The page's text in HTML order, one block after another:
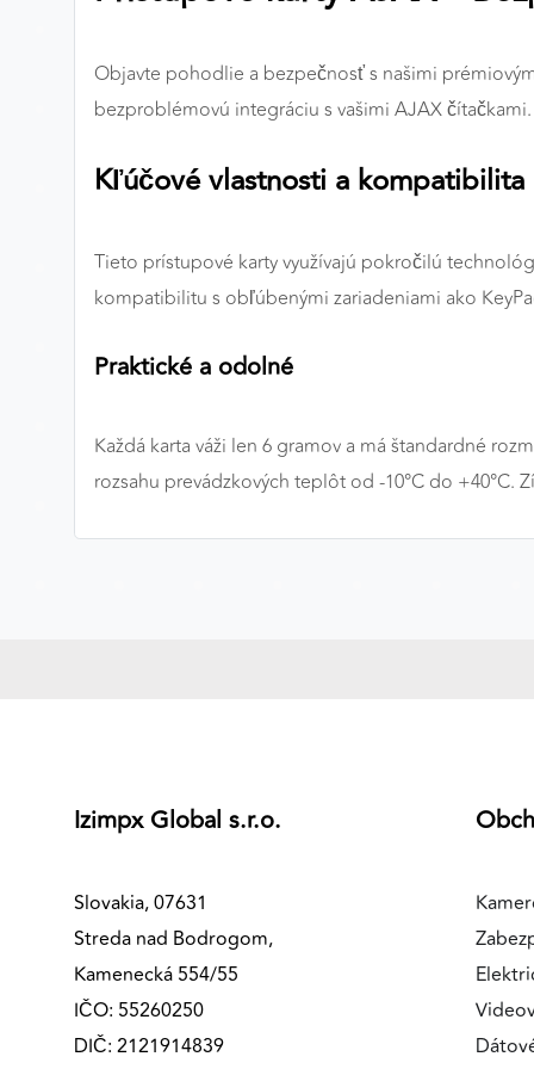
Objavte pohodlie a bezpečnosť s našimi
bezproblémovú integráciu s vašimi AJAX
Kľúčové vlastnosti a kompatibilita
Tieto prístupové karty využívajú pokročilú
kompatibilitu s obľúbenými zariadeniami ako
Praktické a odolné
Každá karta váži len 6 gramov a má štandardné
rozsahu prevádzkových teplôt od -10°C do
Izimpx Global s.r.o.
Slovakia, 07631
Streda nad Bodrogom,
Kamenecká 554/55
IČO: 55260250
DIČ: 2121914839
Analytické cookies nám umožňujú meranie výkonu
nášho webu. Ich pomocou určujeme počet návštev a
pomocou týchto cookies spracovávame anonymne a
konkrétnych používateľov nášho webu. Vďaka týmto
našich stránok.
Poskytovateľ: Google
Poskytovateľ: Google